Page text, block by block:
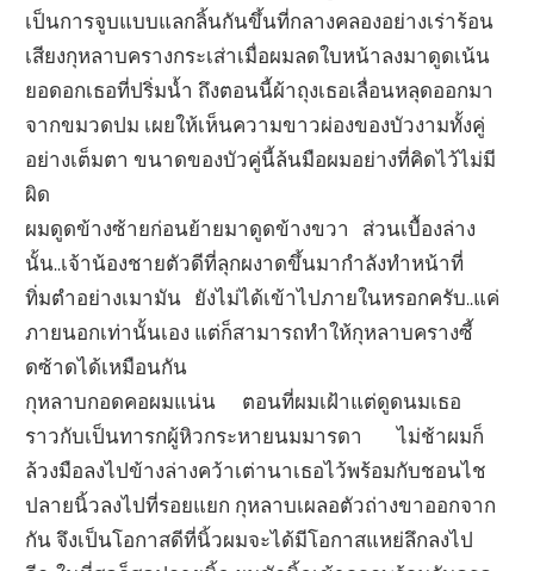
เป็นการจูบแบบแลกลิ้นกันขึ้นที่กลางคลองอย่างเร่าร้อน
เสียงกุหลาบครางกระเส่าเมื่อผมลดใบหน้าลงมาดูดเน้น
ยอดอกเธอที่ปริ่มน้ำ ถึงตอนนี้ผ้าถุงเธอเลื่อนหลุดออกมา
จากขมวดปม เผยให้เห็นความขาวผ่องของบัวงามทั้งคู่
อย่างเต็มตา ขนาดของบัวคู่นี้ล้นมือผมอย่างที่คิดไว้ไม่มี
ผิด
ผมดูดข้างซ้ายก่อนย้ายมาดูดข้างขวา ส่วนเบื้องล่าง
นั้น..เจ้าน้องชายตัวดีที่ลุกผงาดขึ้นมากำลังทำหน้าที่
ทิ่มตำอย่างเมามัน ยังไม่ได้เข้าไปภายในหรอกครับ..แค่
ภายนอกเท่านั้นเอง แต่ก็สามารถทำให้กุหลาบครางซี้
ดซ้าดได้เหมือนกัน
กุหลาบกอดคอผมแน่น ตอนที่ผมเฝ้าแต่ดูดนมเธอ
ราวกับเป็นทารกผู้หิวกระหายนมมารดา ไม่ช้าผมก็
ล้วงมือลงไปข้างล่างคว้าเต่านาเธอไว้พร้อมกับชอนไช
ปลายนิ้วลงไปที่รอยแยก กุหลาบเผลอตัวถ่างขาออกจาก
กัน จึงเป็นโอกาสดีที่นิ้วผมจะได้มีโอกาสแหย่ลึกลงไป